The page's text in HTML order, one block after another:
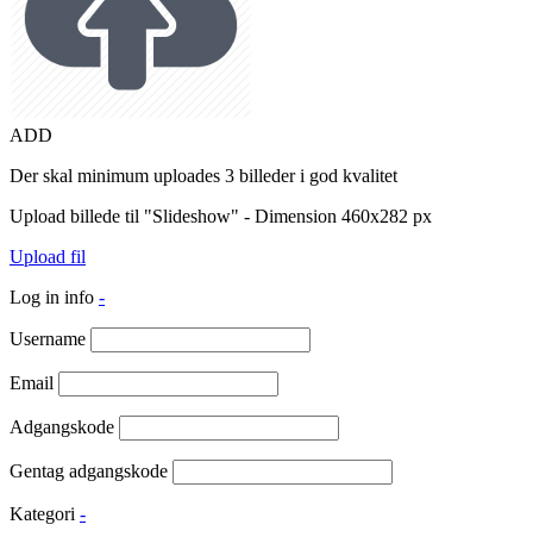
ADD
Der skal minimum uploades 3 billeder i god kvalitet
Upload billede til "Slideshow" - Dimension 460x282 px
Upload fil
Log in info -
Username
Email
Adgangskode
Gentag adgangskode
Kategori -